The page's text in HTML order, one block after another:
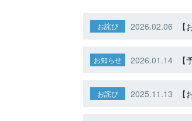
お詫び 2026.02.06 【
お知らせ 2026.01.14 【
お詫び 2025.11.13 【